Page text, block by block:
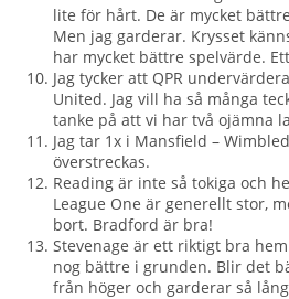
lite för hårt. De är mycket
Men jag garderar. Krysset
har mycket bättre spelvärde.
Jag tycker att QPR
United. Jag vill ha så många
tanke på att vi har två ojämna
Jag tar 1x i Mansfield –
överstreckas.
Reading är inte så tokiga och
League One är generellt stor,
bort. Bradford är bra!
Stevenage är ett riktigt bra
nog bättre i grunden. Blir det
från höger och garderar så